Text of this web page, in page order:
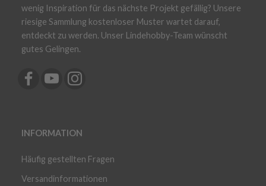
wenig Inspiration für das nächste Projekt gefällig? Unsere
riesige Sammlung kostenloser Muster wartet darauf,
entdeckt zu werden. Unser Lindehobby-Team wünscht
gutes Gelingen.
INFORMATION
Häufig gestellten Fragen
Versandinformationen